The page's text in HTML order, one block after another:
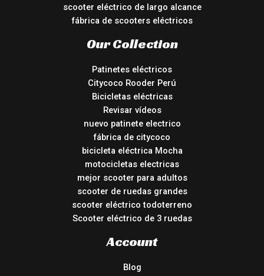
scooter eléctrico de largo alcance
fábrica de scooters eléctricos
Our Collection
Patinetes eléctricos
Citycoco Rooder Perú
Bicicletas eléctricas
Revisar vídeos
nuevo patinete electrico
fábrica de citycoco
bicicleta eléctrica Mocha
motocicletas electricas
mejor scooter para adultos
scooter de ruedas grandes
scooter eléctrico todoterreno
Scooter eléctrico de 3 ruedas
Account
Blog